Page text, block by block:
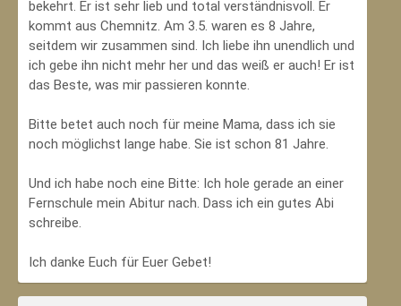
bekehrt. Er ist sehr lieb und total verständnisvoll. Er
kommt aus Chemnitz. Am 3.5. waren es 8 Jahre,
seitdem wir zusammen sind. Ich liebe ihn unendlich und
ich gebe ihn nicht mehr her und das weiß er auch! Er ist
das Beste, was mir passieren konnte.
Bitte betet auch noch für meine Mama, dass ich sie
noch möglichst lange habe. Sie ist schon 81 Jahre.
Und ich habe noch eine Bitte: Ich hole gerade an einer
Fernschule mein Abitur nach. Dass ich ein gutes Abi
schreibe.
Ich danke Euch für Euer Gebet!